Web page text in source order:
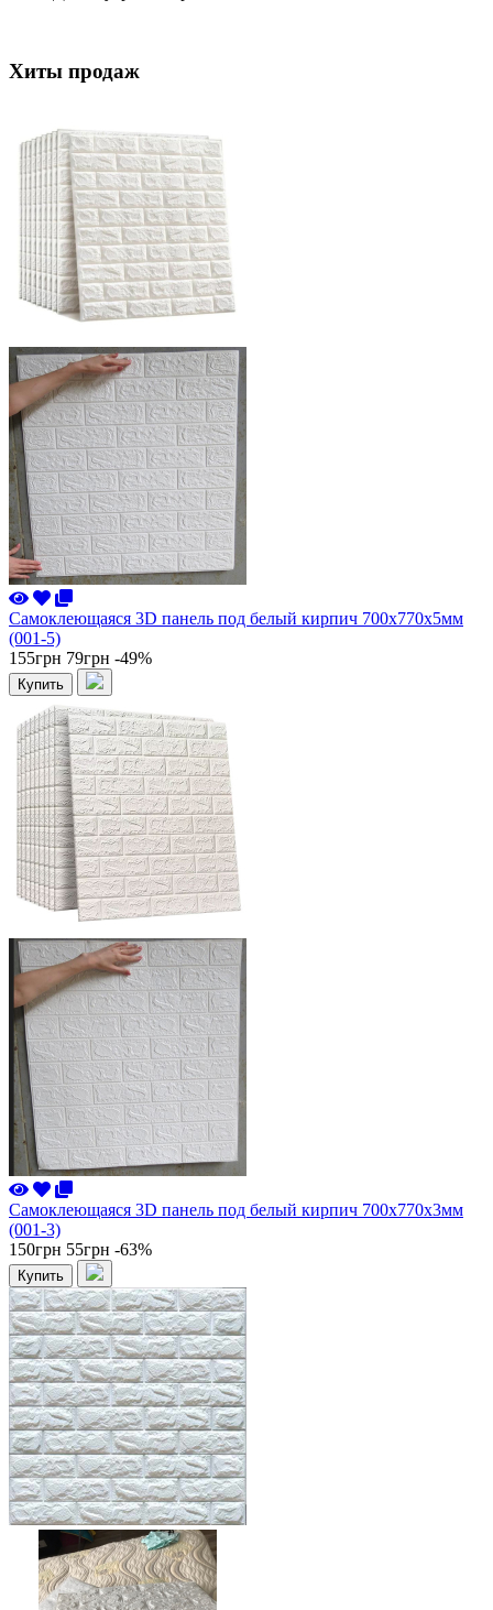
Хиты продаж
Самоклеющаяся 3D панель под белый кирпич 700x770x5мм
(001-5)
155грн 79грн -49%
Купить
Самоклеющаяся 3D панель под белый кирпич 700x770x3мм
(001-3)
150грн 55грн -63%
Купить